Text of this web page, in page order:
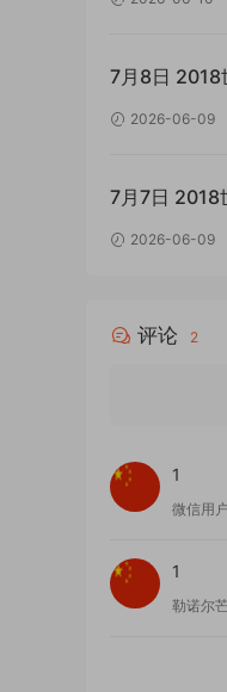
7月8日 2018
MP4全场回放
2026-06-09
7月7日 2018
全场回放
2026-06-09
评论 2
1
微信用
1
勒诺尔